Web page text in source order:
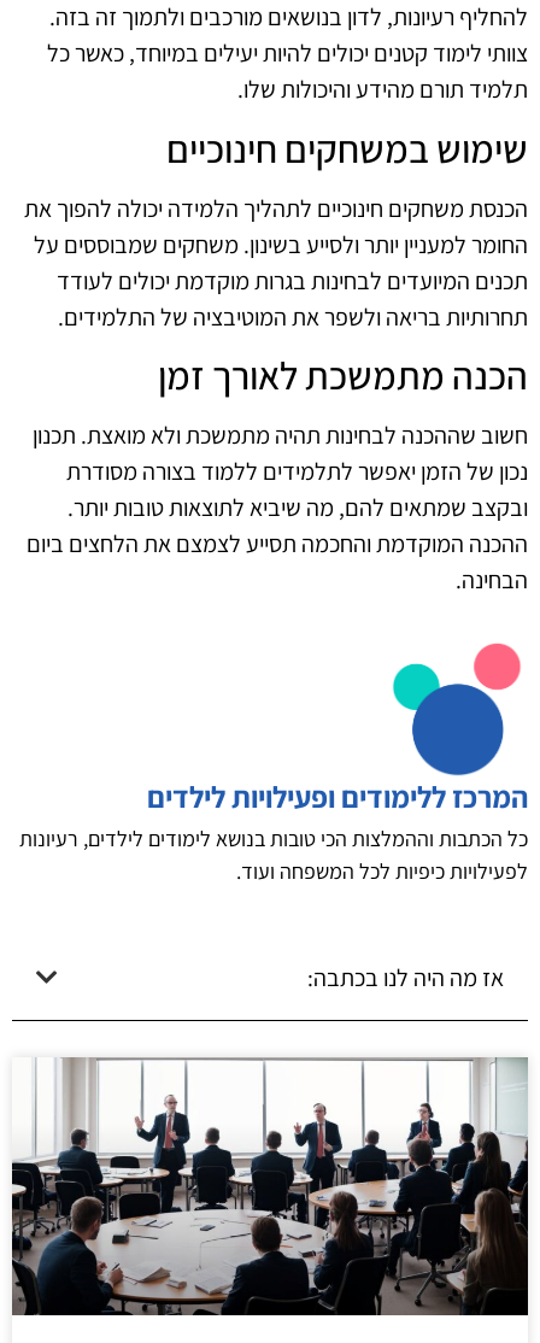
להחליף רעיונות, לדון בנושאים מורכבים ולתמוך זה בזה.
צוותי לימוד קטנים יכולים להיות יעילים במיוחד, כאשר כל
תלמיד תורם מהידע והיכולות שלו.
שימוש במשחקים חינוכיים
הכנסת משחקים חינוכיים לתהליך הלמידה יכולה להפוך את
החומר למעניין יותר ולסייע בשינון. משחקים שמבוססים על
תכנים המיועדים לבחינות בגרות מוקדמת יכולים לעודד
תחרותיות בריאה ולשפר את המוטיבציה של התלמידים.
הכנה מתמשכת לאורך זמן
חשוב שההכנה לבחינות תהיה מתמשכת ולא מואצת. תכנון
נכון של הזמן יאפשר לתלמידים ללמוד בצורה מסודרת
ובקצב שמתאים להם, מה שיביא לתוצאות טובות יותר.
ההכנה המוקדמת והחכמה תסייע לצמצם את הלחצים ביום
הבחינה.
המרכז ללימודים ופעילויות לילדים
כל הכתבות וההמלצות הכי טובות בנושא לימודים לילדים, רעיונות
לפעילויות כיפיות לכל המשפחה ועוד.
אז מה היה לנו בכתבה: